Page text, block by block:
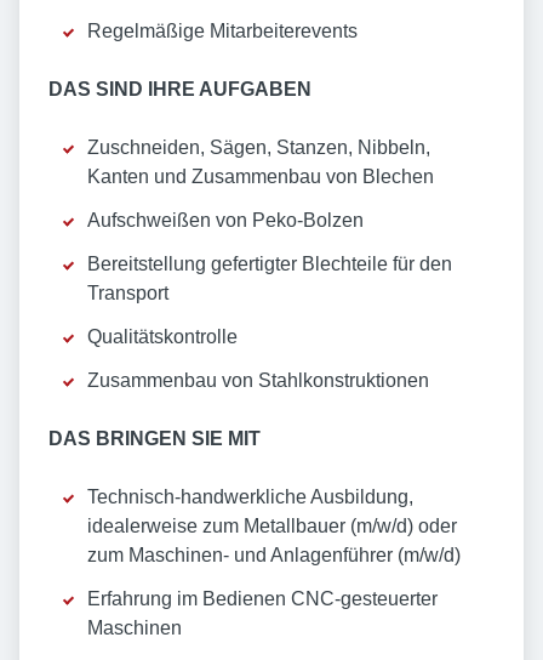
Regelmäßige Mitarbeiterevents
DAS SIND IHRE AUFGABEN
Zuschneiden, Sägen, Stanzen, Nibbeln,
Kanten und Zusammenbau von Blechen
Aufschweißen von Peko-Bolzen
Bereitstellung gefertigter Blechteile für den
Transport
Qualitätskontrolle
Zusammenbau von Stahlkonstruktionen
DAS BRINGEN SIE MIT
Technisch-handwerkliche Ausbildung,
idealerweise zum Metallbauer (m/w/d) oder
zum Maschinen- und Anlagenführer (m/w/d)
Erfahrung im Bedienen CNC-gesteuerter
Maschinen